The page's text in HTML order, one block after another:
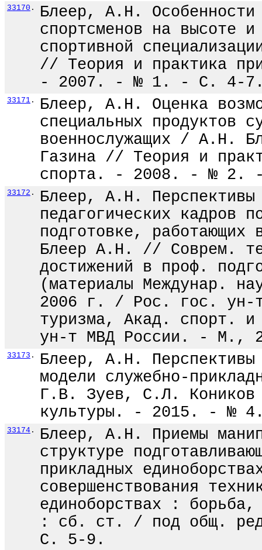
33170 .
Блеер, А.Н. Особенности
спортсменов на высоте
спортивной
// Теория и практика
- 2007. - № 1. - С. 4-
33171 .
Блеер, А.Н. Оценка
специальных продуктов
военнослужащих / А.Н.
Газина // Теория и
спорта. - 2008. - № 2.
33172 .
Блеер, А.Н. Перспективы
педагогических кадров
подготовке, работающих
Блеер А.Н. // Соврем.
достижений в проф.
(материалы Междунар.
2006 г. / Рос. гос. ун-
туризма, Акад. спорт. и
ун-т МВД России. - М.,
33173 .
Блеер, А.Н. Перспективы
модели служебно-
Г.В. Зуев, С.Л. Коников
культуры. - 2015. - №
33174 .
Блеер, А.Н. Приемы
структуре
прикладных
совершенствования
единоборствах :
: сб. ст. / под общ.
С. 5-9.